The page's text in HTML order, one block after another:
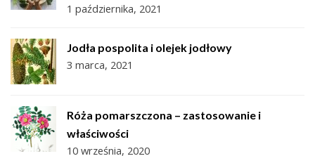
1 października, 2021
Jodła pospolita i olejek jodłowy
3 marca, 2021
Róża pomarszczona – zastosowanie i
właściwości
10 września, 2020